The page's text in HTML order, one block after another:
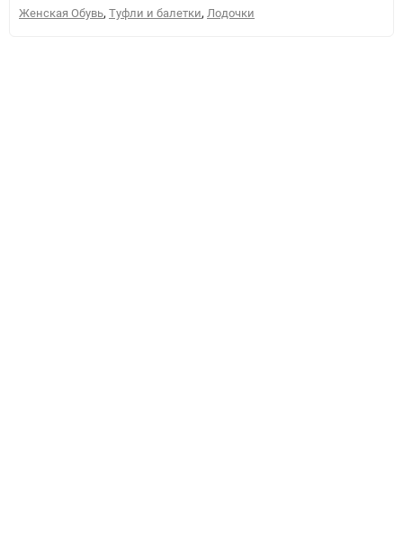
Женская Обувь, Туфли и балетки, Лодочки